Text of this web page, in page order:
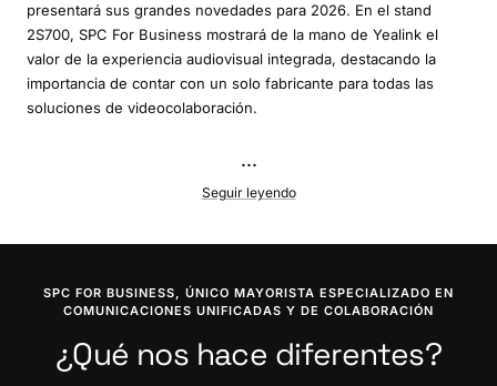
presentará sus grandes novedades para 2026. En el stand
2S700, SPC For Business mostrará de la mano de Yealink el
valor de la experiencia audiovisual integrada, destacando la
importancia de contar con un solo fabricante para todas las
soluciones de videocolaboración.
...
Seguir leyendo
SPC FOR BUSINESS, ÚNICO MAYORISTA ESPECIALIZADO EN
COMUNICACIONES UNIFICADAS Y DE COLABORACIÓN
¿Qué nos hace diferentes?